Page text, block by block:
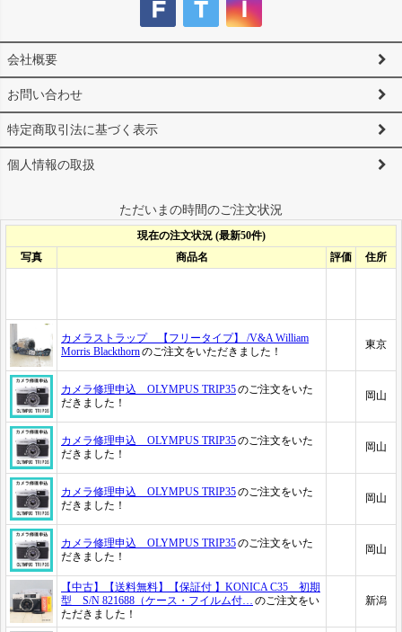
会社概要
お問い合わせ
特定商取引法に基づく表示
個人情報の取扱
ただいまの時間のご注文状況